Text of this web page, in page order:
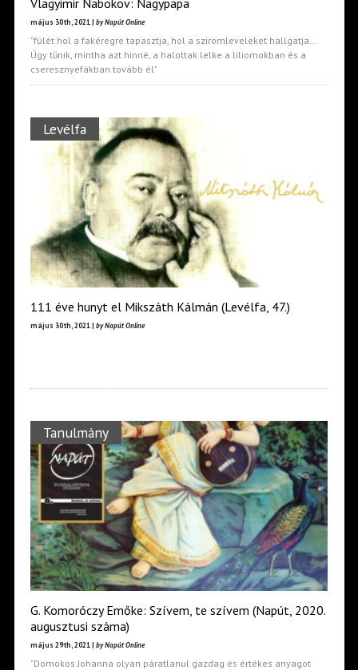
május 30th, 2021 | by Napút Online
"fülét hol a fakéregre tapasztja, hol a sziromleveleket hallgatja…
Úgy tűnik, mintha azt hinné, a halottak lelke a liliomokban és a
cseresznyefákban tovább él"
Levélfa
111 éve hunyt el Mikszáth Kálmán (Levélfa, 47.)
május 30th, 2021 | by Napút Online
Tanulmány
G. Komoróczy Emőke: Szívem, te szívem (Napút, 2020.
augusztusi száma)
május 29th, 2021 | by Napút Online
"Domokos Johanna olyan páratlanul gazdag és értékes anyagot